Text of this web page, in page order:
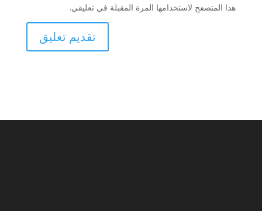
هذا المتصفح لاستخدامها المرة المقبلة في تعليقي.